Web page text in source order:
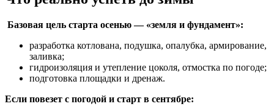
Базовая цель старта осенью — «земля и фундамент»:
разработка котлована, подушка, опалубка, армирование,
заливка;
гидроизоляция и утепление цоколя, отмостка по погоде;
подготовка площадки и дренаж.
Если повезет с погодой и старт в сентябре: